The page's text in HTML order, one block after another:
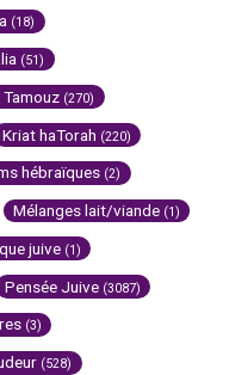
(18)
(51)
(270)
Kriat haTorah (220)
hébraïques (2)
Mélanges lait/viande (1)
juive (1)
Pensée Juive (3087)
(3)
(528)